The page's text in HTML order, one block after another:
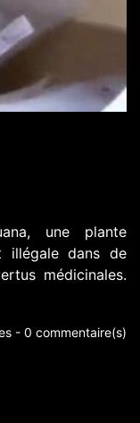
une plante
illégale dans de
médicinales.
- 0 commentaire(s)